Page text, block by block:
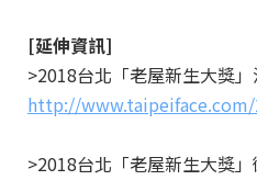
[延伸資訊]
>2018台北「老屋新生大獎
http://
>2018台北「老屋新生大獎